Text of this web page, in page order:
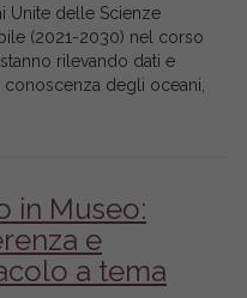
Unite delle Scienze
(2021-2030) nel corso
rilevando dati e
degli oceani,
in Museo:
e
a tema